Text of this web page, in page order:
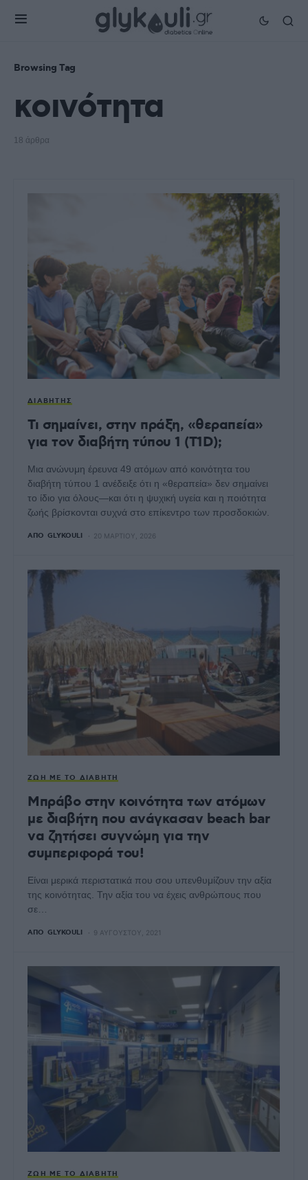
Browsing Tag
κοινότητα
18 άρθρα
ΔΙΑΒΉΤΗΣ
Τι σημαίνει, στην πράξη, «θεραπεία»
για τον διαβήτη τύπου 1 (T1D);
Μια ανώνυμη έρευνα 49 ατόμων από κοινότητα του
διαβήτη τύπου 1 ανέδειξε ότι η «θεραπεία» δεν σημαίνει
το ίδιο για όλους—και ότι η ψυχική υγεία και η ποιότητα
ζωής βρίσκονται συχνά στο επίκεντρο των προσδοκιών.
ΑΠΌ GLYKOULI 20 ΜΑΡΤΊΟΥ, 2026
ΖΩΉ ΜΕ ΤΟ ΔΙΑΒΉΤΗ
Μπράβο στην κοινότητα των ατόμων
με διαβήτη που ανάγκασαν beach bar
να ζητήσει συγνώμη για την
συμπεριφορά του!
Είναι μερικά περιστατικά που σου υπενθυμίζουν την αξία
της κοινότητας. Την αξία του να έχεις ανθρώπους που
σε…
ΑΠΌ GLYKOULI 9 ΑΥΓΟΎΣΤΟΥ, 2021
ΖΩΉ ΜΕ ΤΟ ΔΙΑΒΉΤΗ